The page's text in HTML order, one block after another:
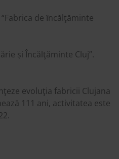
de ȋncălţăminte
și Încălţăminte Cluj”.
evoluţia fabricii Clujana
111 ani, activitatea este